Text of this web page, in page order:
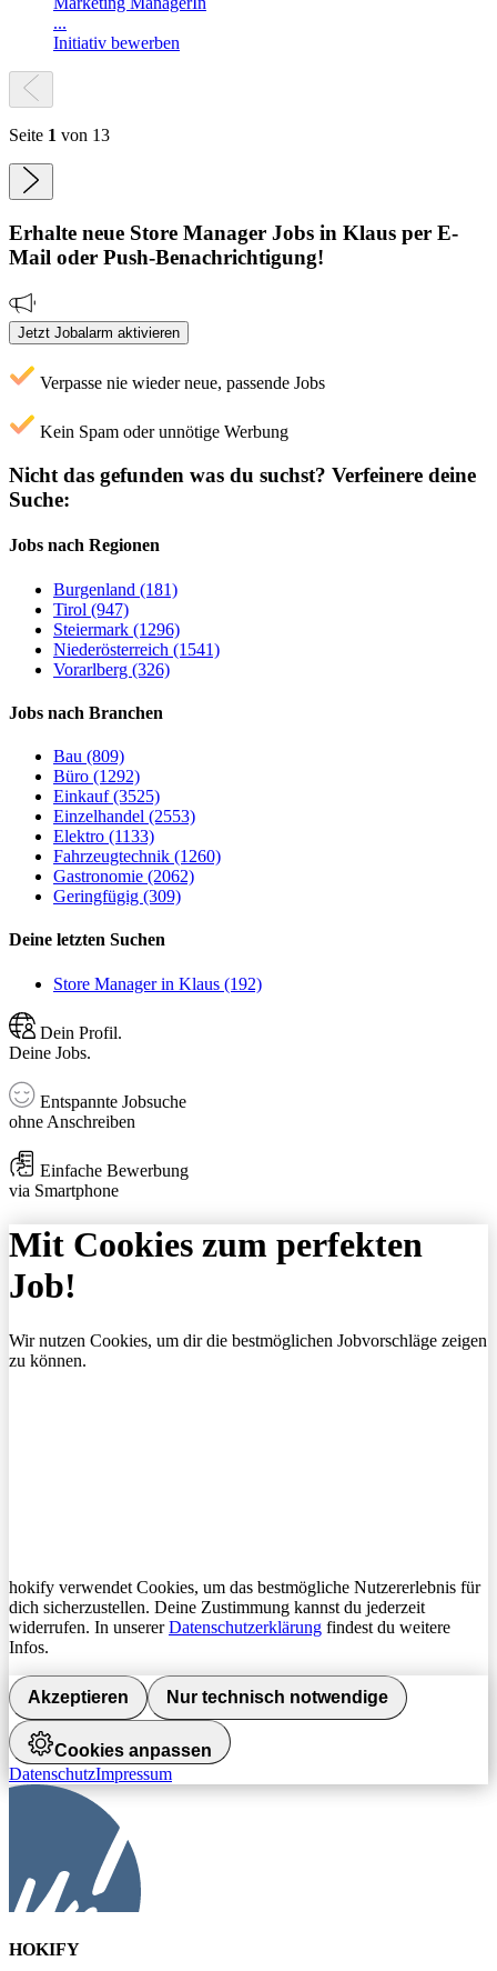
...
Initiativ bewerben
Seite 1 von 13
Erhalte neue Store Manager Jobs in Klaus per E-
Mail oder Push-Benachrichtigung!
Jetzt Jobalarm aktivieren
Verpasse nie wieder neue, passende Jobs
Kein Spam oder unnötige Werbung
Nicht das gefunden was du suchst? Verfeinere deine
Suche:
Jobs nach Regionen
Burgenland (181)
Tirol (947)
Steiermark (1296)
Niederösterreich (1541)
Vorarlberg (326)
Jobs nach Branchen
Bau (809)
Büro (1292)
Einkauf (3525)
Einzelhandel (2553)
Elektro (1133)
Fahrzeugtechnik (1260)
Gastronomie (2062)
Geringfügig (309)
Deine letzten Suchen
Store Manager in Klaus (192)
Dein Profil.
Deine Jobs.
Entspannte Jobsuche
ohne Anschreiben
Einfache Bewerbung
via Smartphone
Mit Cookies zum perfekten
Job!
Wir nutzen Cookies, um dir die bestmöglichen Jobvorschläge zeigen
zu können.
hokify verwendet Cookies, um das bestmögliche Nutzererlebnis für
dich sicherzustellen. Deine Zustimmung kannst du jederzeit
widerrufen. In unsererDatenschutzerklärung findest du weitere
Infos.
Akzeptieren Nur technisch notwendige
Cookies anpassen
DatenschutzImpressum
HOKIFY